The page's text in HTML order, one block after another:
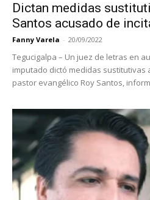
Dictan medidas
Santos acusado de
Fanny Varela - 20/09/2022
Tegucigalpa – Un juez de letras en
imputado dictó medidas sustitutivas
pastor evangélico Roy Santos,